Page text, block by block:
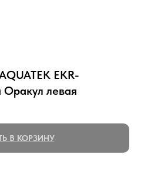
EKR-
левая
В КОРЗИНУ